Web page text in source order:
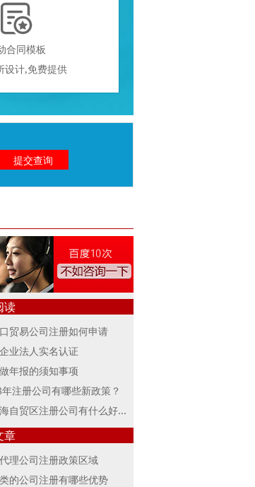

合同模板
设计,免费提供
读
贸易公司注册如何申请
业法人实名认证
年报的须知事项
注册公司有哪些新政策？
在上海自贸区注册公司有什么好处？
章
理公司注册政策区域
的公司注册有哪些优势